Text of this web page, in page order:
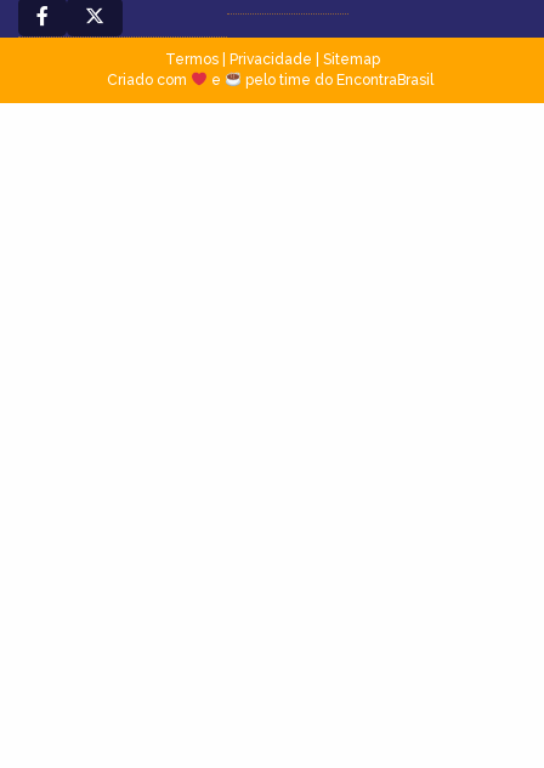
Termos| Privacidade
Sitemap
Criado com
e pelo time do EncontraBrasil